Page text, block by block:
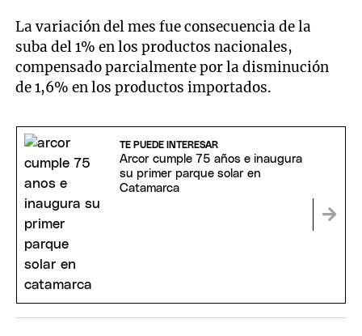
La variación del mes fue consecuencia de la
suba del 1% en los productos nacionales,
compensado parcialmente por la disminución
de 1,6% en los productos importados.
TE PUEDE INTERESAR
Arcor cumple 75 años e inaugura
su primer parque solar en
Catamarca